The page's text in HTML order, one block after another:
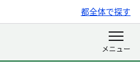
都全体で探す